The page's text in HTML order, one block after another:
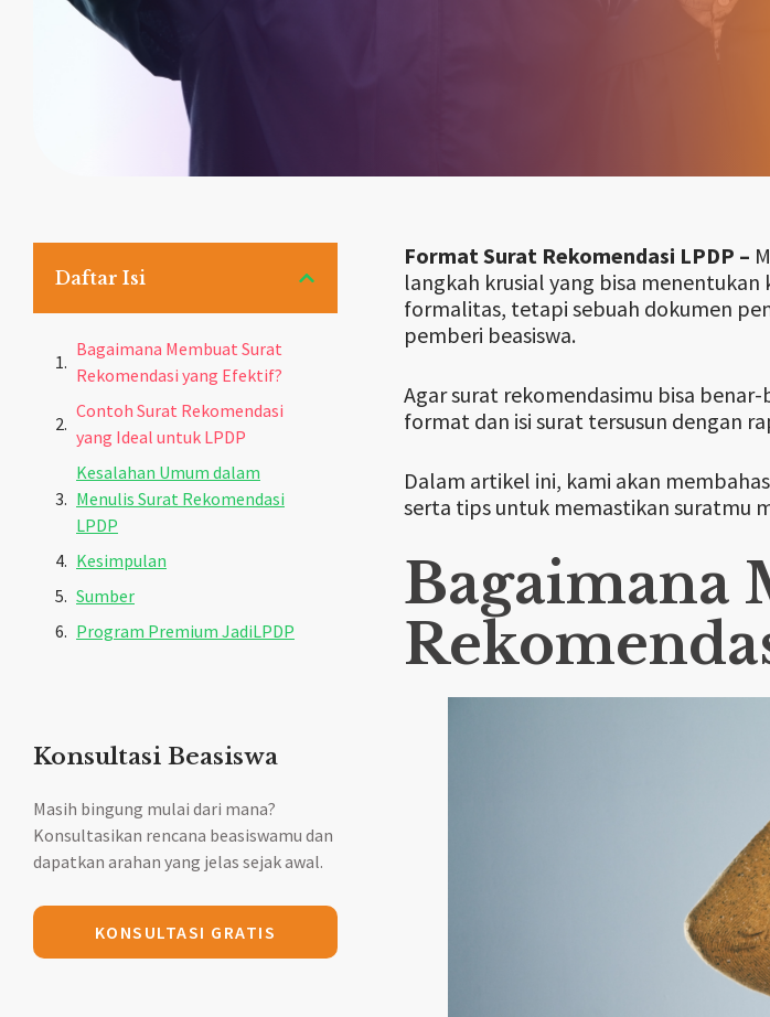
Daftar Isi
Bagaimana Membuat Surat
Rekomendasi yang Efektif?
Contoh Surat Rekomendasi
yang Ideal untuk LPDP
Kesalahan Umum dalam
Menulis Surat Rekomendasi
LPDP
Kesimpulan
Sumber
Program Premium JadiLPDP
Konsultasi Beasiswa
Masih bingung mulai dari mana?
Konsultasikan rencana beasiswamu dan
dapatkan arahan yang jelas sejak awal.
KONSULTASI GRATIS
Format Surat Rekomendasi LPDP –
langkah krusial yang bisa menentukan
formalitas, tetapi sebuah dokumen
pemberi beasiswa.
Agar surat rekomendasimu bisa
format dan isi surat tersusun dengan
Dalam artikel ini, kami akan
serta tips untuk memastikan suratmu
Bagaimana